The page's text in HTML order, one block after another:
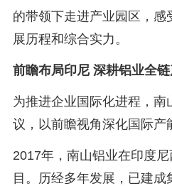
的带领下走进产业园区，感
展历程和综合实力。
前瞻布局印尼 深耕铝业全
为推进企业国际化进程，南
议，以前瞻视角深化国际产
2017年，南山铝业在印度
目。历经多年发展，已建成